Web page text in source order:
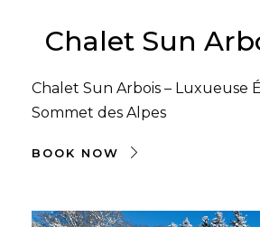
Chalet Sun
Chalet Sun Arbois – Luxueuse
Sommet des Alpes
BOOK NOW